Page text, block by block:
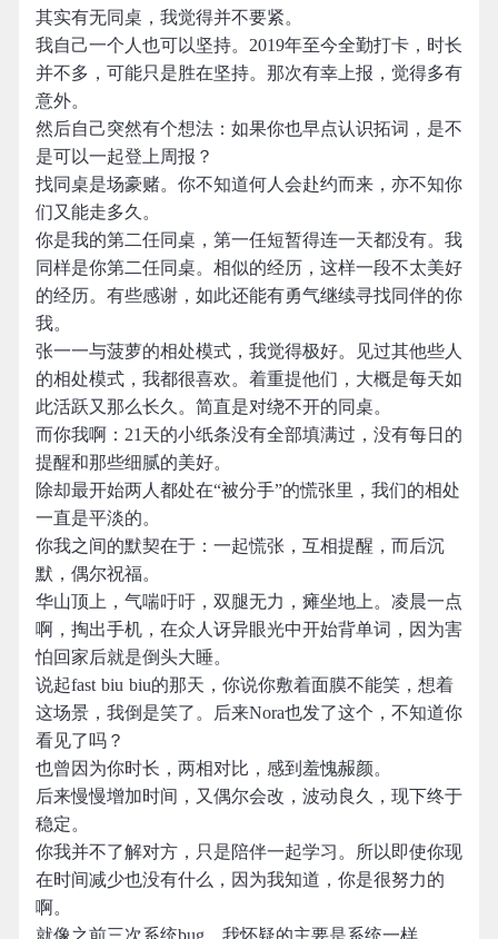
其实有无同桌，我觉得并不要紧。
我自己一个人也可以坚持。2019年至今全勤打卡，时长
并不多，可能只是胜在坚持。那次有幸上报，觉得多有
意外。
然后自己突然有个想法：如果你也早点认识拓词，是不
是可以一起登上周报？
找同桌是场豪赌。你不知道何人会赴约而来，亦不知你
们又能走多久。
你是我的第二任同桌，第一任短暂得连一天都没有。我
同样是你第二任同桌。相似的经历，这样一段不太美好
的经历。有些感谢，如此还能有勇气继续寻找同伴的你
我。
张一一与菠萝的相处模式，我觉得极好。见过其他些人
的相处模式，我都很喜欢。着重提他们，大概是每天如
此活跃又那么长久。简直是对绕不开的同桌。
而你我啊：21天的小纸条没有全部填满过，没有每日的
提醒和那些细腻的美好。
除却最开始两人都处在“被分手”的慌张里，我们的相处
一直是平淡的。
你我之间的默契在于：一起慌张，互相提醒，而后沉
默，偶尔祝福。
华山顶上，气喘吁吁，双腿无力，瘫坐地上。凌晨一点
啊，掏出手机，在众人讶异眼光中开始背单词，因为害
怕回家后就是倒头大睡。
说起fast biu biu的那天，你说你敷着面膜不能笑，想着
这场景，我倒是笑了。后来Nora也发了这个，不知道你
看见了吗？
也曾因为你时长，两相对比，感到羞愧赧颜。
后来慢慢增加时间，又偶尔会改，波动良久，现下终于
稳定。
你我并不了解对方，只是陪伴一起学习。所以即使你现
在时间减少也没有什么，因为我知道，你是很努力的
啊。
就像之前三次系统bug，我怀疑的主要是系统一样。